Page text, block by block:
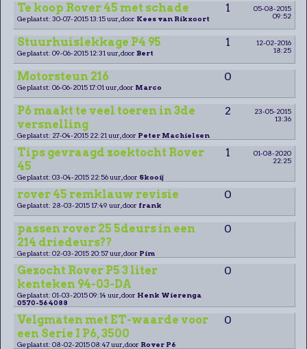
Te koop Rover 45 met schade 1
05-08-2015
09:52
Geplaatst: 30-07-2015 13:15 uur, door Kees van Rikxoort
Stuurhuislekkage P4 95 1
12-02-2016
18:25
Geplaatst: 09-06-2015 12:31 uur, door Bert
Motorsteun 216 0
Geplaatst: 06-06-2015 17:01 uur, door Marco
P6 maakt te veel toeren in 3de
versnelling
2
23-05-2015
13:36
Geplaatst: 27-04-2015 22:21 uur, door Peter Machielsen
Tips gevraagd zoektocht Rover
45
1
01-08-2020
22:25
Geplaatst: 03-04-2015 22:56 uur, door Skooij
rover 45 remklauw revisie 0
Geplaatst: 28-03-2015 17:49 uur, door frank
passen rover 25 5deurs in een
214 driedeurs??
0
Geplaatst: 02-03-2015 20:57 uur, door Pim
Gezocht Rover P5 3 liter
kenteken 94-03-DA
0
Geplaatst: 01-03-2015 09:14 uur, door Henk Wierenga
0570-564088
Velgmaten met ET-waarde voor
een Serie I P6, 3500
0
Geplaatst: 08-02-2015 08:47 uur, door Rover P6